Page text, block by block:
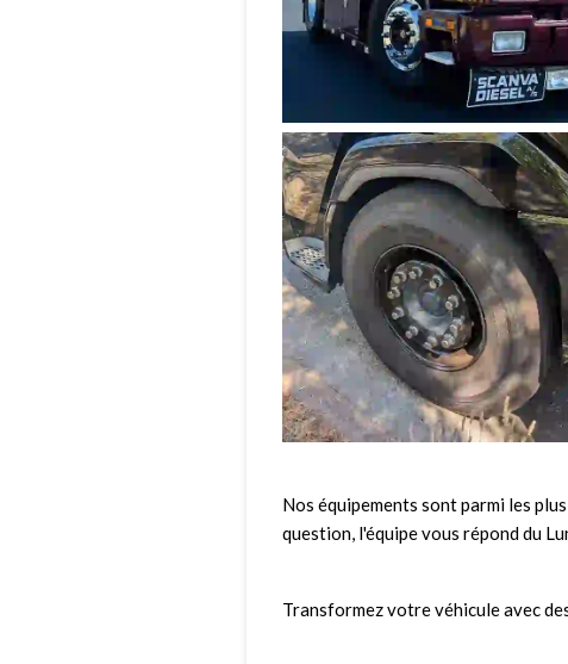
Nos équipements sont parmi les
question, l'équipe vous répond du
Transformez votre véhicule avec